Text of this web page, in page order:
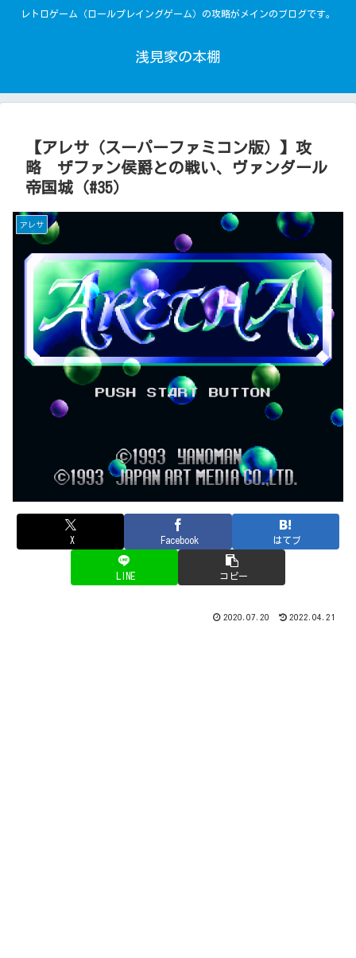
レトロゲーム（ロールプレイングゲーム）の攻略がメインのブログです。
浅見家の本棚
【アレサ（スーパーファミコン版）】攻
略 ザファン侯爵との戦い、ヴァンダール
帝国城（#35）
アレサ
X Facebook はてブ
LINE コピー
2020.07.20 2022.04.21